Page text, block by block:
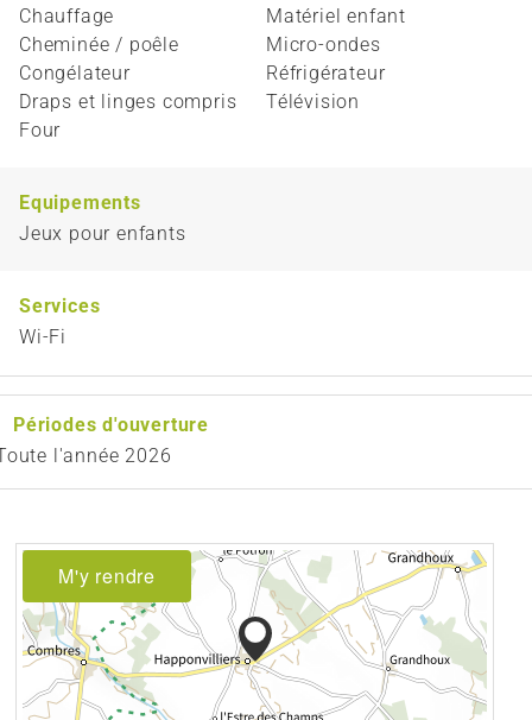
Chauffage
Cheminée / poêle
Congélateur
Draps et linges compris
Four
Matériel enfant
Micro-ondes
Réfrigérateur
Télévision
Equipements
Jeux pour enfants
Services
Wi-Fi
Périodes d'ouverture
l'année 2026
M'y rendre